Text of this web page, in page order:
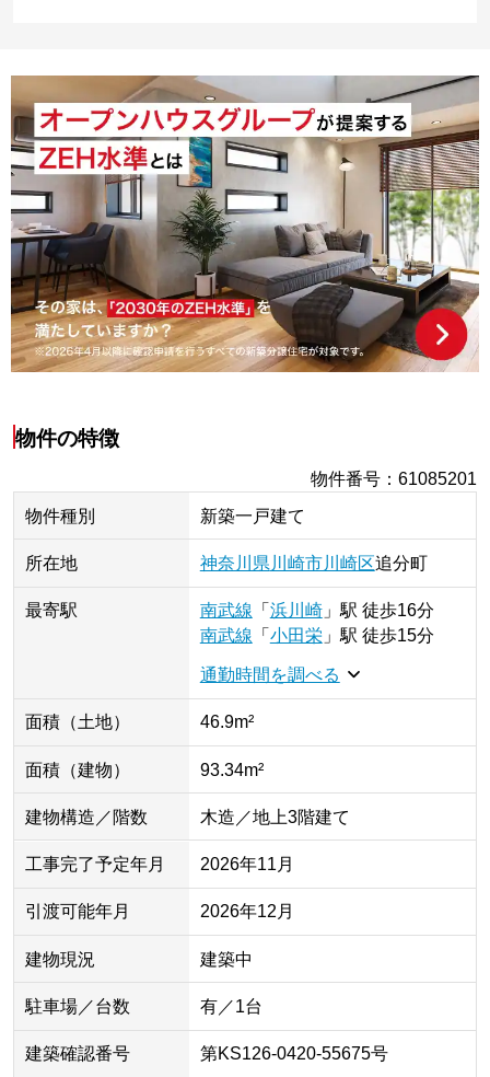
物件の特徴
物件番号 ：61085201
物件種別
新築一戸建て
所在地 神奈川県 川崎市川崎区追分町
最寄駅 南武線 「 浜川崎」 駅 徒歩16分
南武線 「 小田栄」 駅 徒歩15分
通勤時間を調べる
面積（土地） 46.9m²
面積（建物） 93.34m²
建物構造／階数 木造／地上3階建て
工事完了予定年月 2026年11月
引渡可能年月 2026年12月
建物現況 建築中
駐車場／台数 有／1台
建築確認番号 第KS126-0420-55675号